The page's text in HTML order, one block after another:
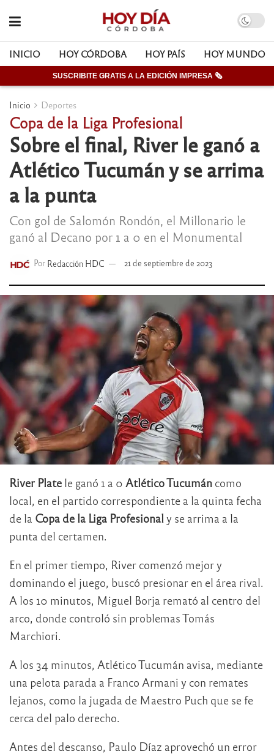
INICIO HOY CÓRDOBA HOY PAÍS HOY MUNDO
SUSCRIBITE GRATIS A LA EDICIÓN IMPRESA 🗞
Inicio Deportes
Copa de la Liga Profesional
Sobre el final, River le ganó a
Atlético Tucumán y se arrima
a la punta
Con gol de Salomón Rondón, el Millonario le
ganó al Decano por 1 a 0 en el Monumental
Por Redacción HDC 21 de septiembre de 2023
River Plate le ganó 1 a 0 Atlético Tucumán como
local, en el partido correspondiente a la quinta fecha
de la Copa de la Liga Profesional y se arrima a la
punta del certamen.
En el primer tiempo, River comenzó mejor y
dominando el juego, buscó presionar en el área rival.
A los 10 minutos, Miguel Borja remató al centro del
arco, donde controló sin problemas Tomás
Marchiori.
A los 34 minutos, Atlético Tucumán avisa, mediante
una pelota parada a Franco Armani y con remates
lejanos, como la jugada de Maestro Puch que se fe
cerca del palo derecho.
Antes del descanso, Paulo Díaz aprovechó un error